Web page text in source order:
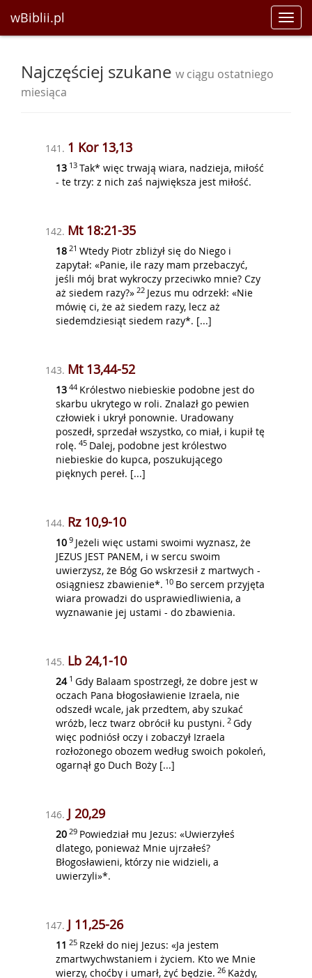
wBiblii.pl
Najczęściej szukane w ciągu ostatniego
miesiąca
141. 1 Kor 13,13
13 13 Tak* więc trwają wiara, nadzieja, miłość
- te trzy: z nich zaś największa jest miłość.
142. Mt 18:21-35
18 21 Wtedy Piotr zbliżył się do Niego i
zapytał: «Panie, ile razy mam przebaczyć,
jeśli mój brat wykroczy przeciwko mnie? Czy
aż siedem razy?» 22 Jezus mu odrzekł: «Nie
mówię ci, że aż siedem razy, lecz aż
siedemdziesiąt siedem razy*. [...]
143. Mt 13,44-52
13 44 Królestwo niebieskie podobne jest do
skarbu ukrytego w roli. Znalazł go pewien
człowiek i ukrył ponownie. Uradowany
poszedł, sprzedał wszystko, co miał, i kupił tę
rolę. 45 Dalej, podobne jest królestwo
niebieskie do kupca, poszukującego
pięknych pereł. [...]
144. Rz 10,9-10
10 9 Jeżeli więc ustami swoimi wyznasz, że
JEZUS JEST PANEM, i w sercu swoim
uwierzysz, że Bóg Go wskrzesił z martwych -
osiągniesz zbawienie*. 10 Bo sercem przyjęta
wiara prowadzi do usprawiedliwienia, a
wyznawanie jej ustami - do zbawienia.
145. Lb 24,1-10
24 1 Gdy Balaam spostrzegł, że dobre jest w
oczach Pana błogosławienie Izraela, nie
odszedł wcale, jak przedtem, aby szukać
wróżb, lecz twarz obrócił ku pustyni. 2 Gdy
więc podniósł oczy i zobaczył Izraela
rozłożonego obozem według swoich pokoleń,
ogarnął go Duch Boży [...]
146. J 20,29
20 29 Powiedział mu Jezus: «Uwierzyłeś
dlatego, ponieważ Mnie ujrzałeś?
Błogosławieni, którzy nie widzieli, a
uwierzyli»*.
147. J 11,25-26
11 25 Rzekł do niej Jezus: «Ja jestem
zmartwychwstaniem i życiem. Kto we Mnie
wierzy, choćby i umarł, żyć będzie. 26 Każdy,